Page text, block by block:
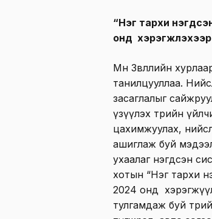
“Нэг тархи
онд
Мөн Зөвлөлийн
танилцууллаа.
засаглалыг
үзүүлэх төрийн
цахимжуулах,
ашиглаж буй
ухаалаг нэгдсэн
хотын “Нэг тархи
2024 онд
тулгамдаж буй